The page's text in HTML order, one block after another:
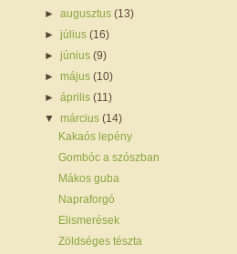
►augusztus(13)
►július(16)
►június(9)
►május(10)
►április(11)
▼március(14)
Kakaós lepény
Gombóc a szószban
Mákos guba
Napraforgó
Elismerések
Zöldséges tészta